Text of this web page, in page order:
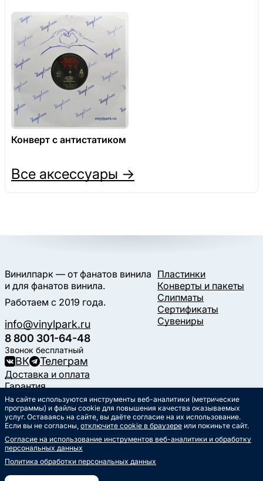
Конверт с антистатиком
Все аксессуары →
Винилпарк — от фанатов винила
и для фанатов винила.
Работаем с 2019 года.
info@vinylpark.ru
8 800 301-64-48
Звонок бесплатный
ВК Телеграм
Пластинки
Конверты и пакеты
Слипматы
Сертификаты
Сувениры
Доставка и оплата
Гарантия
Контакты
Статьи
Музыкальный календарь
Публичная оферта
Политика обработки
Согласие на обработкуперсональных данных
На сайте используются инструменты веб-аналитики (метрические
программы) и файлы cookie для повышения качества оказываемых
услуг. Оставаясь на сайте, вы даёте согласие на их использование.
Если вы не согласны, отключите cookie в браузере или покиньте сайт.
Согласие на использование инструментов веб-аналитики и обработку
персональных данных
Политика обработки персональных данных